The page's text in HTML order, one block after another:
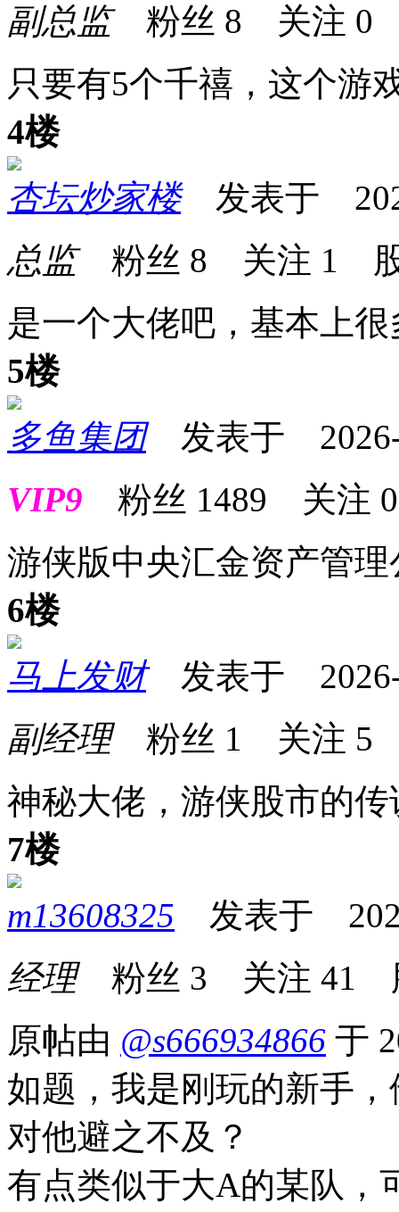
副总监粉丝 8 关注 0
只要有5个千禧，这个游
4楼
杏坛炒家楼发表于
总监粉丝 8 关注 1
是一个大佬吧，基本上
5楼
多鱼集团发表于 2026-
VIP9 粉丝 1489 关注 0
游侠版中央汇金资产管理
6楼
马上发财发表于 2026-
副经理粉丝 1 关注 5
神秘大佬，游侠股市的传
7楼
m13608325 发表于
经理粉丝 3 关注 41
原帖由 @s666934866 于
如题，我是刚玩的新手
对他避之不及？
有点类似于大A的某队，